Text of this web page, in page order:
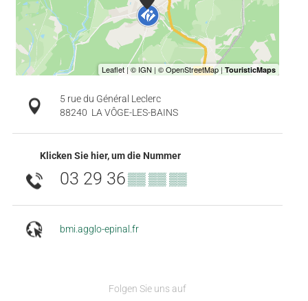
5 rue du Général Leclerc
88240 LA VÔGE-LES-BAINS
Klicken Sie hier, um die Nummer
03 29 36▒▒ ▒▒ ▒▒
bmi.agglo-epinal.fr
Folgen Sie uns auf